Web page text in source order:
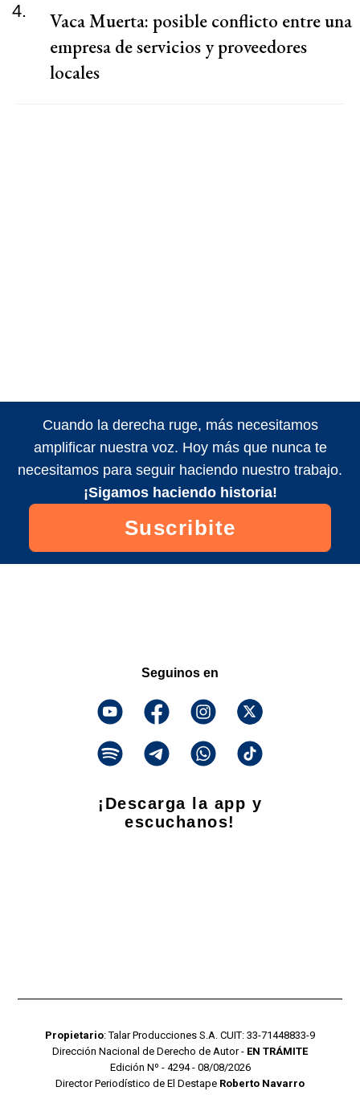
4.
Vaca Muerta: posible conflicto entre una
empresa de servicios y proveedores
locales
Cuando la derecha ruge, más necesitamos
amplificar nuestra voz. Hoy más que nunca te
necesitamos para seguir haciendo nuestro trabajo.
¡Sigamos haciendo historia!
Suscribite
Seguinos en
¡Descarga la app y
escuchanos!
Propietario: Talar Producciones S.A. CUIT: 33-71448833-9
Dirección Nacional de Derecho de Autor - EN TRÁMITE
Edición Nº - 4294 - 08/08/2026
Director Periodístico de El Destape Roberto Navarro